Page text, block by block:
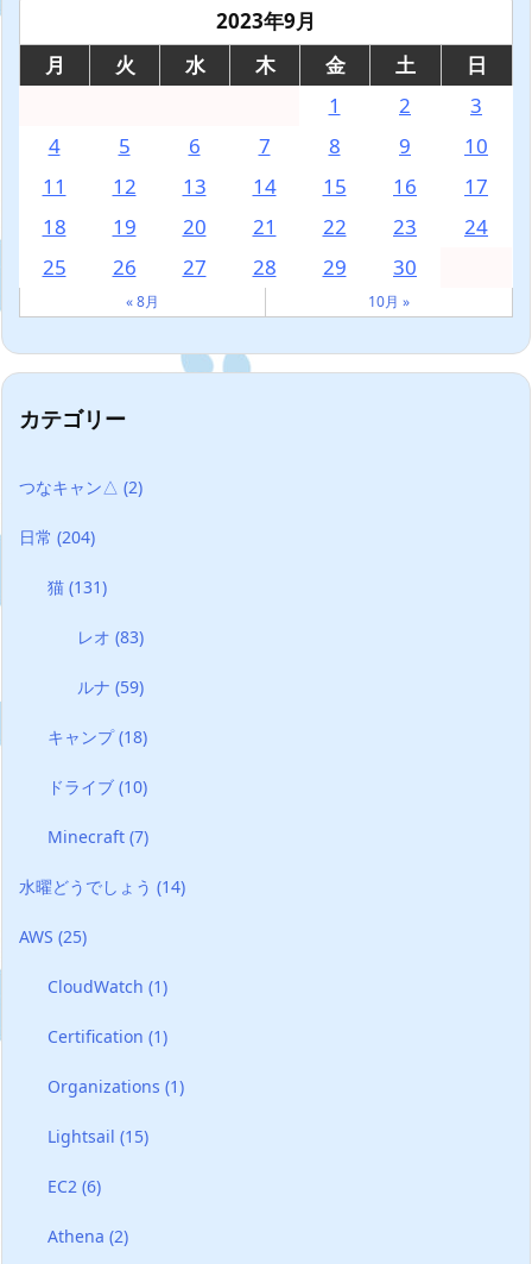
2023年9月
月
火 水 木 金 土
日
1
2
3
4
5 6 7 8 9
10
11
12 13 14 15 16
17
18
19 20 21 22 23
24
25
26 27 28 29 30
« 8月 10月 »
カテゴリー
つなキャン△ (2)
日常 (204)
猫(131)
レオ (83)
ルナ (59)
キャンプ(18)
ドライブ(10)
Minecraft(7)
水曜どうでしょう (14)
AWS (25)
CloudWatch(1)
Certification(1)
Organizations(1)
Lightsail(15)
EC2(6)
Athena(2)